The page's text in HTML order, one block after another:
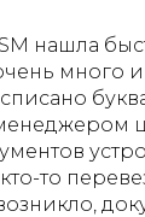
нашла
много
то